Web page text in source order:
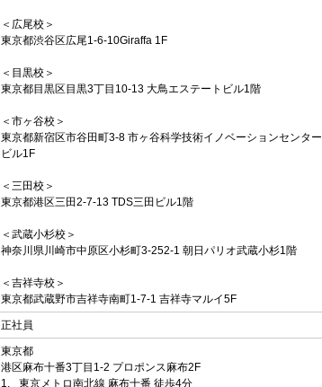
＜広尾校＞
東京都渋谷区広尾1-6-10Giraffa 1F
＜目黒校＞
東京都目黒区目黒3丁目10-13 大鳥エステートビル1階
＜市ヶ谷校＞
東京都新宿区市谷田町3-8 市ヶ谷科学技術イノベーションセンター
ビル1F
＜三田校＞
東京都港区三田2-7-13 TDS三田ビル1階
＜武蔵小杉校＞
神奈川県川崎市中原区小杉町3-252-1 朝日パリオ武蔵小杉1階
＜吉祥寺校＞
東京都武蔵野市吉祥寺南町1-7-1 吉祥寺マルイ5F
正社員
東京都
港区麻布十番3丁目1-2 プロポンス麻布2F
1.
東京メトロ南北線 麻布十番 徒歩4分